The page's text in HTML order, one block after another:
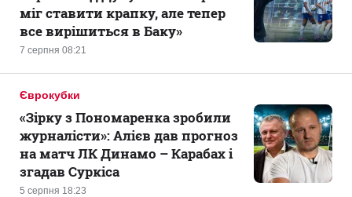
7 серпня 08:21
міг ставити крапку, але тепер
все вирішиться в Баку»
Єврокубки
5 серпня 18:23
«Зірку з Пономаренка зробили
журналісти»: Алієв дав прогноз
на матч ЛК Динамо – Карабах і
згадав Суркіса